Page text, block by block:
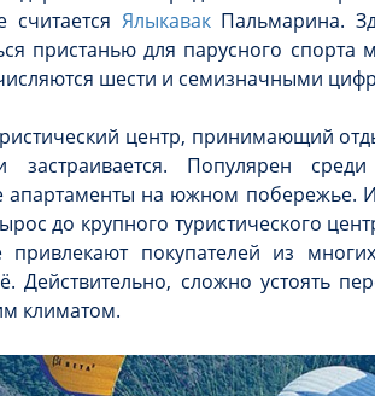
ЯлыкавакПальмарина.
пристанью для парусного спорта
шести и семизначными
центр, принимающий
Популярен
апартаменты на южном побережье.
до крупного туристического
покупателей из
Действительно, сложно устоять
климатом.